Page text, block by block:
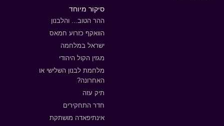
סיקור מיוחד
ההר הטוב... והלבנון
הוואקף כזרוע חמאס
ישראל במלחמה
מגזין הקול היהודי
מלחמת לבנון השלישי או
האחרונה?
תיק עזה
חדר התחקירים
אינתיפאדה מושתקת